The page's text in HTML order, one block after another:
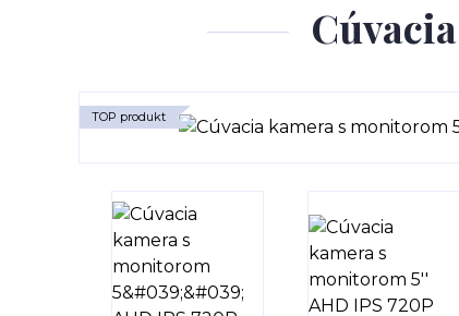
TOP produkt